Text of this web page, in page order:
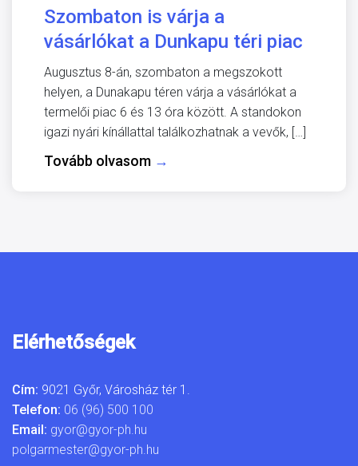
Szombaton is várja a
vásárlókat a Dunkapu téri piac
Augusztus 8-án, szombaton a megszokott
helyen, a Dunakapu téren várja a vásárlókat a
termelői piac 6 és 13 óra között. A standokon
igazi nyári kínállattal találkozhatnak a vevők, […]
Tovább olvasom →
Elérhetőségek
Cím: 9021 Győr, Városház tér 1.
Telefon: 06 (96) 500 100
Email: gyor@gyor-ph.hu
polgarmester@gyor-ph.hu